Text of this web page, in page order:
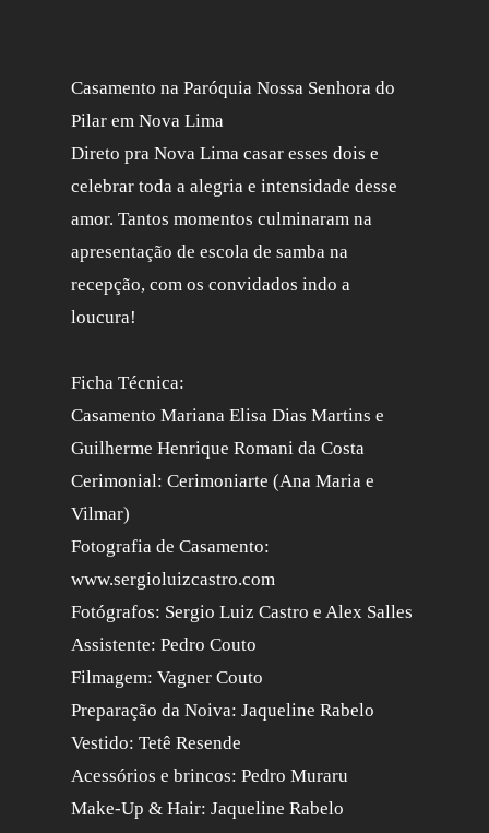
Casamento na Paróquia Nossa Senhora do
Pilar em Nova Lima
Direto pra Nova Lima casar esses dois e
celebrar toda a alegria e intensidade desse
amor. Tantos momentos culminaram na
apresentação de escola de samba na
recepção, com os convidados indo a
loucura!
Ficha Técnica:
Casamento Mariana Elisa Dias Martins e
Guilherme Henrique Romani da Costa
Cerimonial: Cerimoniarte (Ana Maria e
Vilmar)
Fotografia de Casamento:
www.sergioluizcastro.com
Fotógrafos: Sergio Luiz Castro e Alex Salles
Assistente: Pedro Couto
Filmagem: Vagner Couto
Preparação da Noiva: Jaqueline Rabelo
Vestido: Tetê Resende
Acessórios e brincos: Pedro Muraru
Make-Up & Hair: Jaqueline Rabelo